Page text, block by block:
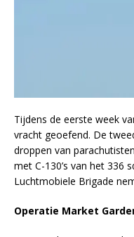
Tijdens de eerste week
vracht geoefend. De
droppen van
met C-130’s van het 336
Luchtmobiele Brigade
Operatie Market